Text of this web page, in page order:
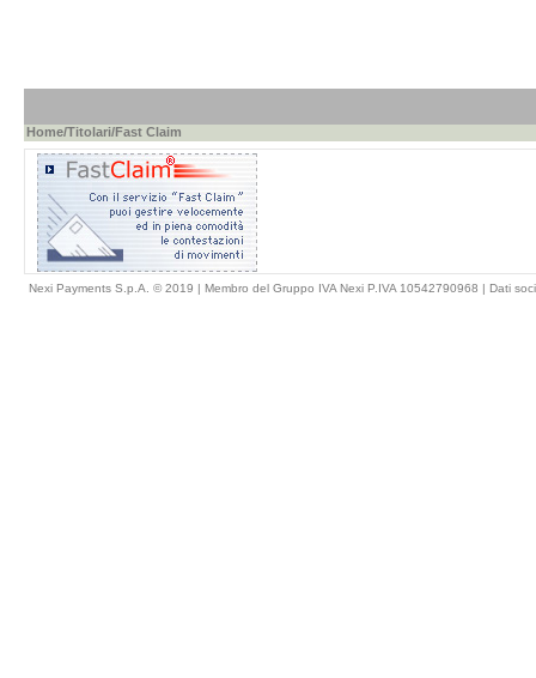
Home/Titolari/Fast Claim
Nexi Payments S.p.A. © 2019 | Membro del Gruppo IVA Nexi P.IVA 10542790968 | Dati